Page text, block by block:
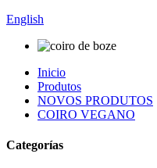
English
Inicio
Produtos
NOVOS PRODUTOS
COIRO VEGANO
Categorías